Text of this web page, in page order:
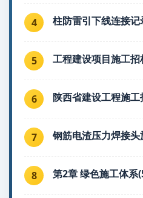
4 柱防雷引下线连接记
5 工程建设项目施工招
6 陕西省建设工程施
7 钢筋电渣压力焊接头
8 第2章 绿色施工体系